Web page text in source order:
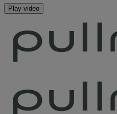
Play video